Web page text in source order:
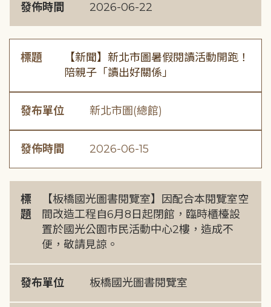
發佈時間 2026-06-22
標題
【新聞】新北市圖暑假閱讀活動開跑！
陪親子「讀出好關係」
發布單位 新北市圖(總館)
發佈時間 2026-06-15
標
題
【板橋國光圖書閱覽室】因配合本閱覽室空
間改造工程自6月8日起閉館，臨時櫃檯設
置於國光公園市民活動中心2樓，造成不
便，敬請見諒。
發布單位 板橋國光圖書閱覽室